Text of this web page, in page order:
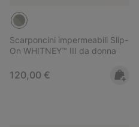
Scarponcini impermeabili Slip-
On WHITNEY™ III da donna
Regular price:
120,00 €